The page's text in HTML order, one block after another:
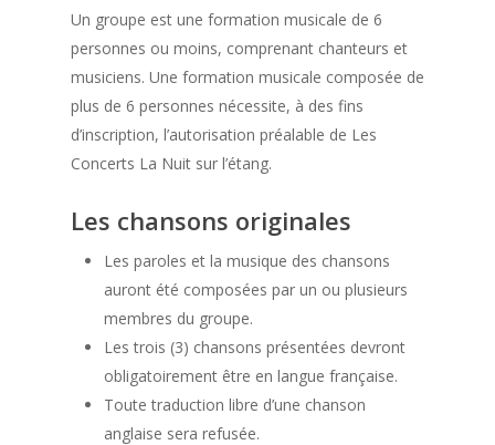
Un groupe est une formation musicale de 6
personnes ou moins, comprenant chanteurs et
musiciens. Une formation musicale composée de
plus de 6 personnes nécessite, à des fins
d’inscription, l’autorisation préalable de Les
Concerts La Nuit sur l’étang.
Les chansons originales
Les paroles et la musique des chansons
auront été composées par un ou plusieurs
membres du groupe.
Les trois (3) chansons présentées devront
obligatoirement être en langue française.
Toute traduction libre d’une chanson
anglaise sera refusée.